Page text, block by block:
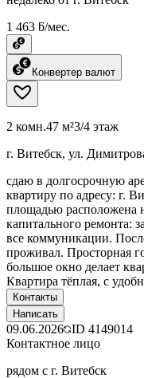
1 463 ƃ/мес.
Конвертер валют
2 комн.47 м²3/4 этаж
г. Витебск, ул.
сдаю в долгосрочную
квартиру по адресу: г.
площадью расположена
капитального ремонта:
все коммуникации.
проживал. Просторная
большое окно делает
Квартира тёплая, с
Контакты
Написать
09.06.2026 ID 4149014
Контактное лицо
рядом с г. Витебск